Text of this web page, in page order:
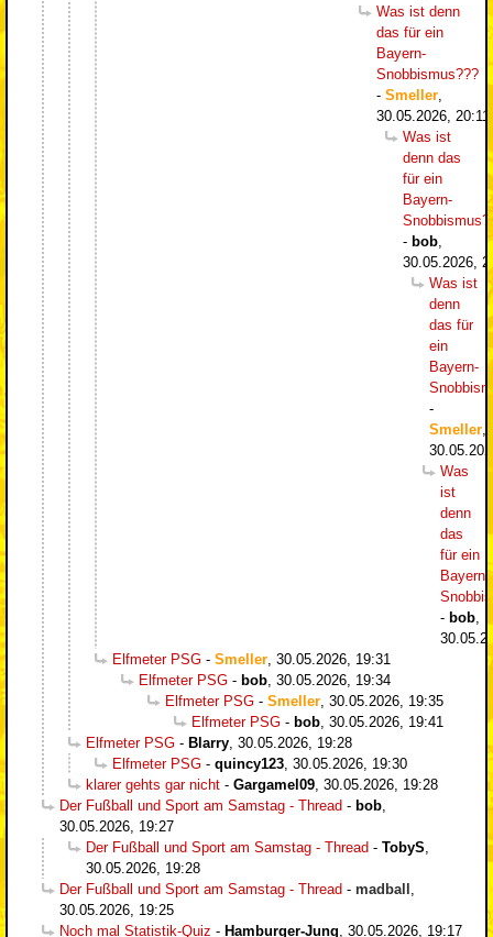
Was ist denn
das für ein
Bayern-
Snobbismus???
- Smeller
30.05.2026, 20:11
Was ist
denn das
für ein
Bayern-
- bob
30.05.2026,
Was ist
denn
das für
ein
Bayern-
-
Smeller
Was
ist
denn
das
für ein
Bayern-
- bob
Elfmeter PSG - Smeller 30.05.2026, 19:31
Elfmeter PSG - bob 30.05.2026, 19:34
Elfmeter PSG - Smeller 30.05.2026, 19:35
Elfmeter PSG - bob 30.05.2026, 19:41
Elfmeter PSG - Blarry 30.05.2026, 19:28
Elfmeter PSG - quincy123 30.05.2026, 19:30
klarer gehts gar nicht - Gargamel09 30.05.2026, 19:28
Der Fußball und Sport am Samstag - Thread - bob
30.05.2026, 19:27
Der Fußball und Sport am Samstag - Thread - TobyS
30.05.2026, 19:28
Der Fußball und Sport am Samstag - Thread - madball
30.05.2026, 19:25
Noch mal Statistik-Quiz - Hamburger-Jung 30.05.2026, 19:17